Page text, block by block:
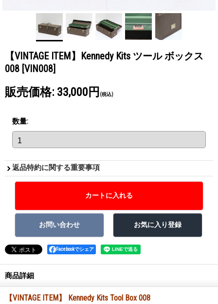
【VINTAGE ITEM】Kennedy Kits ツール ボックス
008 [VIN008]
販売価格: 33,000円 (税込)
数量:
返品特約に関する重要事項
Facebookでシェア
商品詳細
【VINTAGE ITEM】 Kennedy Kits Tool Box 008